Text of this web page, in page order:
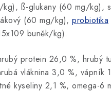
kg), ß-glukany (60 mg/kg),
(60 mg/kg), probiotika
buněk/kg).
protein 26,0 %, hrubý
vláknina 3,0 %, vápník
kyseliny 2,1 %, omega-6